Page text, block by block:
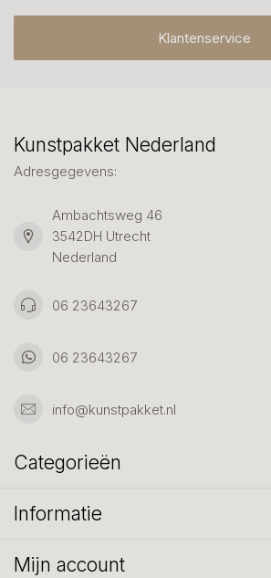
Klantenservice
Kunstpakket Nederland
Adresgegevens:
Ambachtsweg 46
3542DH Utrecht
Nederland
06 23643267
06 23643267
info@kunstpakket.nl
Categorieën
Informatie
Mijn account